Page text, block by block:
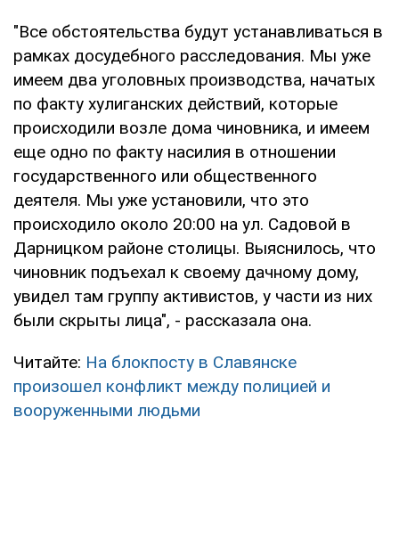
"Все обстоятельства будут устанавливаться в
рамках досудебного расследования. Мы уже
имеем два уголовных производства, начатых
по факту хулиганских действий, которые
происходили возле дома чиновника, и имеем
еще одно по факту насилия в отношении
государственного или общественного
деятеля. Мы уже установили, что это
происходило около 20:00 на ул. Садовой в
Дарницком районе столицы. Выяснилось, что
чиновник подъехал к своему дачному дому,
увидел там группу активистов, у части из них
были скрыты лица", - рассказала она.
Читайте: На блокпосту в Славянске
произошел конфликт между полицией и
вооруженными людьми